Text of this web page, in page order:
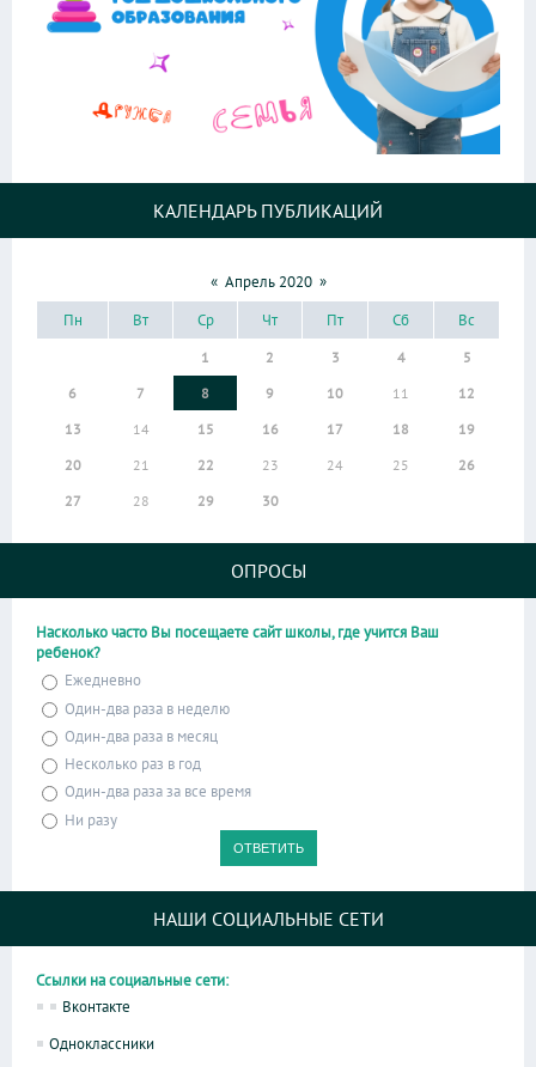
КАЛЕНДАРЬ ПУБЛИКАЦИЙ
« Апрель 2020 »
Пн
Вт Ср Чт Пт Сб Вс
1 2 3 4
5
6
7 8 9 10 11
12
13
14 15 16 17 18
19
20
21 22 23 24 25
26
27
28 29 30
ОПРОСЫ
Насколько часто Вы посещаете сайт школы, где учится Ваш
ребенок?
Ежедневно
Один-два раза в неделю
Один-два раза в месяц
Несколько раз в год
Один-два раза за все время
Ни разу
НАШИ СОЦИАЛЬНЫЕ СЕТИ
Ссылки на социальные сети:
Вконтакте
Одноклассники